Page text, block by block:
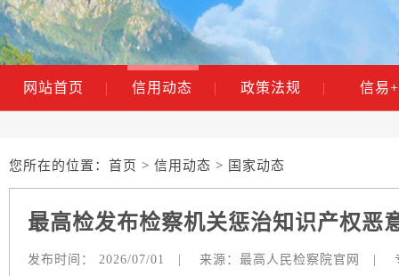
网站首页 | 信用动态 | 政策法规 | 信易+
您所在的位置： 首页 > 信用动态 > 国家动态
最高检发布检察机关惩治知识产权恶
发布时间： 2026/07/01 来源： 最高人民检察院官网